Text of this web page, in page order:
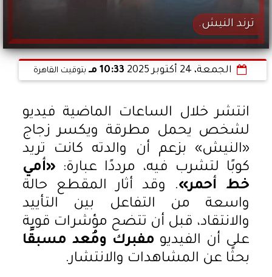
ترند النيش.
الجمعة، 24 أكتوبر 2025 10:33 مـ بتوقيت القاهرة
انتشر خلال الساعات الماضية فيديو
لشخص يحمل مطرقة ويكسر زجاج
«النيش» بزعم أن والدته كانت تريد
كوبًا لتشرب فيه، مرددًا عبارة: «أمي
خط أحمر». وقد أثار المقطع حالة
واسعة من التفاعل بين التأييد
والانتقاد، قبل أن تتضح مؤشرات قوية
على أن الفيديو مفبرك ومُعد مسبقًا
بحثًا عن المشاهدات والانتشار.